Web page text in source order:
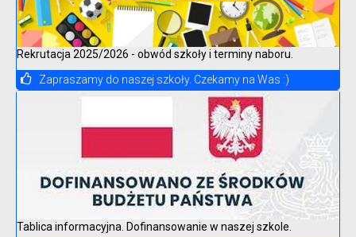
Rekrutacja 2025/2026 - obwód szkoły i terminy naboru.
Zapraszamy do naszej szkoły. Czekamy na Was :)
Tablica informacyjna. Dofinansowanie w naszej szkole.